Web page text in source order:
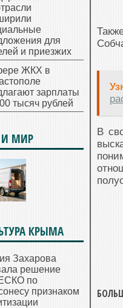
В
для
и приезжих
ЖКХ в
зарплаты
тысяч рублей
МИР
КРЫМА
Захарова
решение
по
признаком